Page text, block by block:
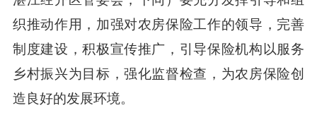
织推动作用，加强对农房保险工作的领导，完善
制度建设，积极宣传推广，引导保险机构以服务
乡村振兴为目标，强化监督检查，为农房保险创
造良好的发展环境。